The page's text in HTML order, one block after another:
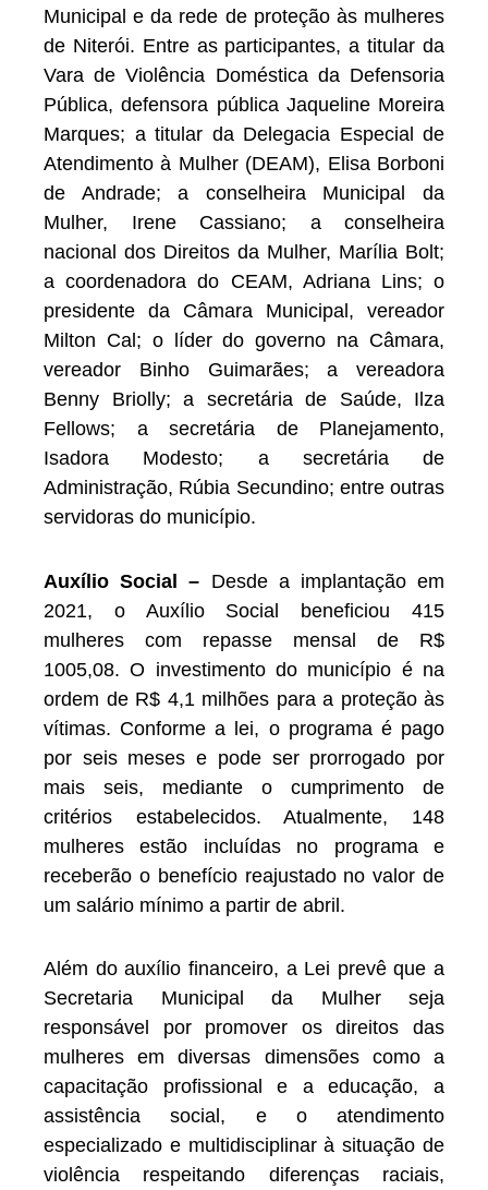
Municipal e da rede de proteção às mulheres
de Niterói. Entre as participantes, a titular da
Vara de Violência Doméstica da Defensoria
Pública, defensora pública Jaqueline Moreira
Marques; a titular da Delegacia Especial de
Atendimento à Mulher (DEAM), Elisa Borboni
de Andrade; a conselheira Municipal da
Mulher, Irene Cassiano; a conselheira
nacional dos Direitos da Mulher, Marília Bolt;
a coordenadora do CEAM, Adriana Lins; o
presidente da Câmara Municipal, vereador
Milton Cal; o líder do governo na Câmara,
vereador Binho Guimarães; a vereadora
Benny Briolly; a secretária de Saúde, Ilza
Fellows; a secretária de Planejamento,
Isadora Modesto; a secretária de
Administração, Rúbia Secundino; entre outras
servidoras do município.
Auxílio Social – Desde a implantação em
2021, o Auxílio Social beneficiou 415
mulheres com repasse mensal de R$
1005,08. O investimento do município é na
ordem de R$ 4,1 milhões para a proteção às
vítimas. Conforme a lei, o programa é pago
por seis meses e pode ser prorrogado por
mais seis, mediante o cumprimento de
critérios estabelecidos. Atualmente, 148
mulheres estão incluídas no programa e
receberão o benefício reajustado no valor de
um salário mínimo a partir de abril.
Além do auxílio financeiro, a Lei prevê que a
Secretaria Municipal da Mulher seja
responsável por promover os direitos das
mulheres em diversas dimensões como a
capacitação profissional e a educação, a
assistência social, e o atendimento
especializado e multidisciplinar à situação de
violência respeitando diferenças raciais,